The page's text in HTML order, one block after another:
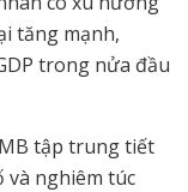
tăng mạnh,
trong nửa đầu
tập trung tiết
và nghiêm túc